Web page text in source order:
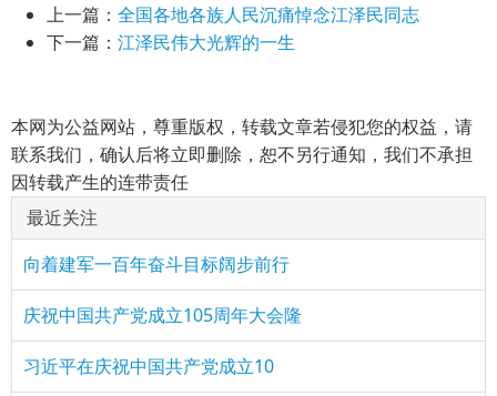
上一篇： 全国各地各族人民沉痛悼念江泽民同志
下一篇： 江泽民伟大光辉的一生
本网为公益网站，尊重版权，转载文章若侵犯您的权益，请
联系我们，确认后将立即删除，恕不另行通知，我们不承担
因转载产生的连带责任
最近关注
向着建军一百年奋斗目标阔步前行
庆祝中国共产党成立105周年大会隆
习近平在庆祝中国共产党成立10